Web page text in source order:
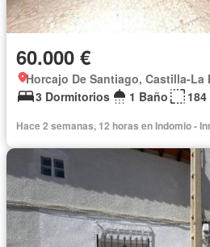
60.000 €
Horcajo De Santiago, Castilla-La
3 Dormitorios
1 Baño 184
Hace 2 semanas, 12 horas en Indomio -